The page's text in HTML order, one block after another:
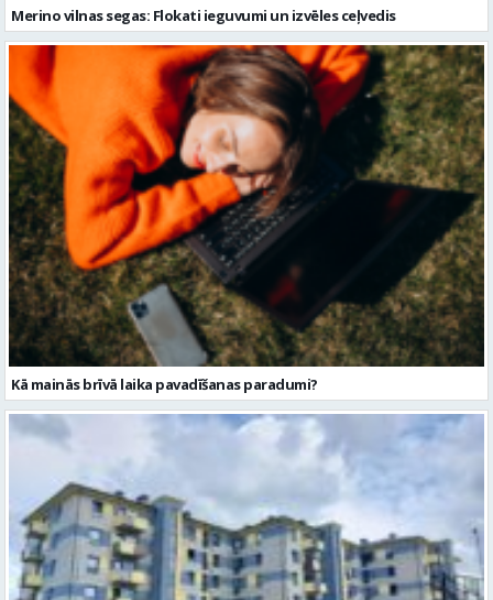
Merino vilnas segas: Flokati ieguvumi un izvēles ceļvedis
Kā mainās brīvā laika pavadīšanas paradumi?